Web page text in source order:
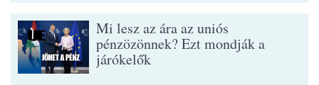
Mi lesz az ára az uniós
pénzözönnek? Ezt mondják a
járókelők